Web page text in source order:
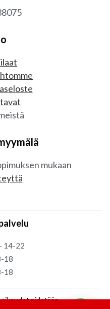
mukaan
14-22
18
18
pidetään